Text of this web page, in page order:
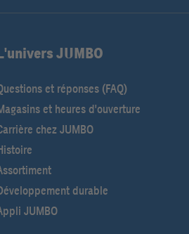
JUMBO
et réponses (FAQ)
et heures d'ouverture
chez JUMBO
durable
JUMBO